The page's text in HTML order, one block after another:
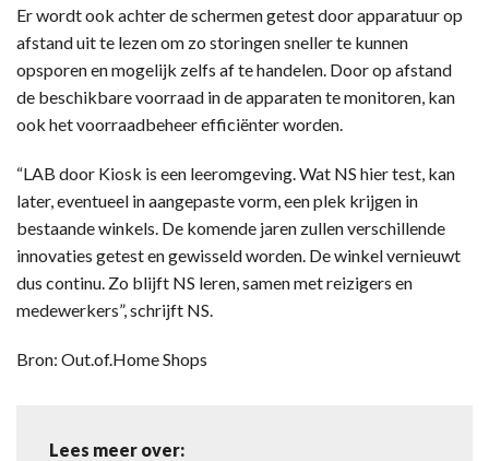
Er wordt ook achter de schermen getest door apparatuur op
afstand uit te lezen om zo storingen sneller te kunnen
opsporen en mogelijk zelfs af te handelen. Door op afstand
de beschikbare voorraad in de apparaten te monitoren, kan
ook het voorraadbeheer efficiënter worden.
“LAB door Kiosk is een leeromgeving. Wat NS hier test, kan
later, eventueel in aangepaste vorm, een plek krijgen in
bestaande winkels. De komende jaren zullen verschillende
innovaties getest en gewisseld worden. De winkel vernieuwt
dus continu. Zo blijft NS leren, samen met reizigers en
medewerkers”, schrijft NS.
Bron: Out.of.Home Shops
Lees meer over: